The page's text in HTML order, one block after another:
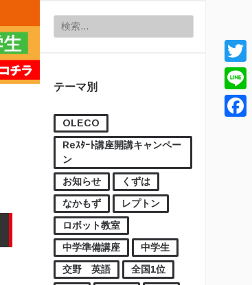
検索:
テーマ別
OLECO
Reｽﾀｰﾄ講座開講キャンペー
ン
お知らせ
くずは
なかもず
レプトン
ロボット教室
中学準備講座
中学生
交野 英語
全国1位
Line